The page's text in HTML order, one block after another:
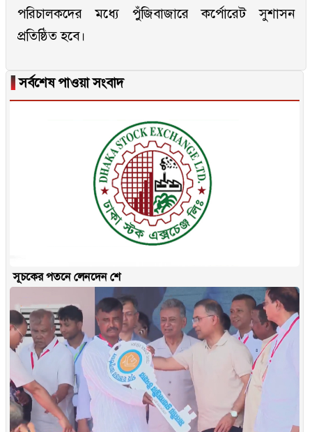
পরিচালকদের মধ্যে পুঁজিবাজারে কর্পোরেট সুশাসন
প্রতিষ্ঠিত হবে।
▐সর্বশেষ পাওয়া সংবাদ
সূচকের পতনে লেনদেন শে